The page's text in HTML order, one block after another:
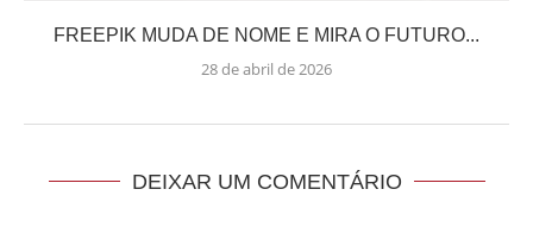
FREEPIK MUDA DE NOME E MIRA O FUTURO...
28 de abril de 2026
DEIXAR UM COMENTÁRIO